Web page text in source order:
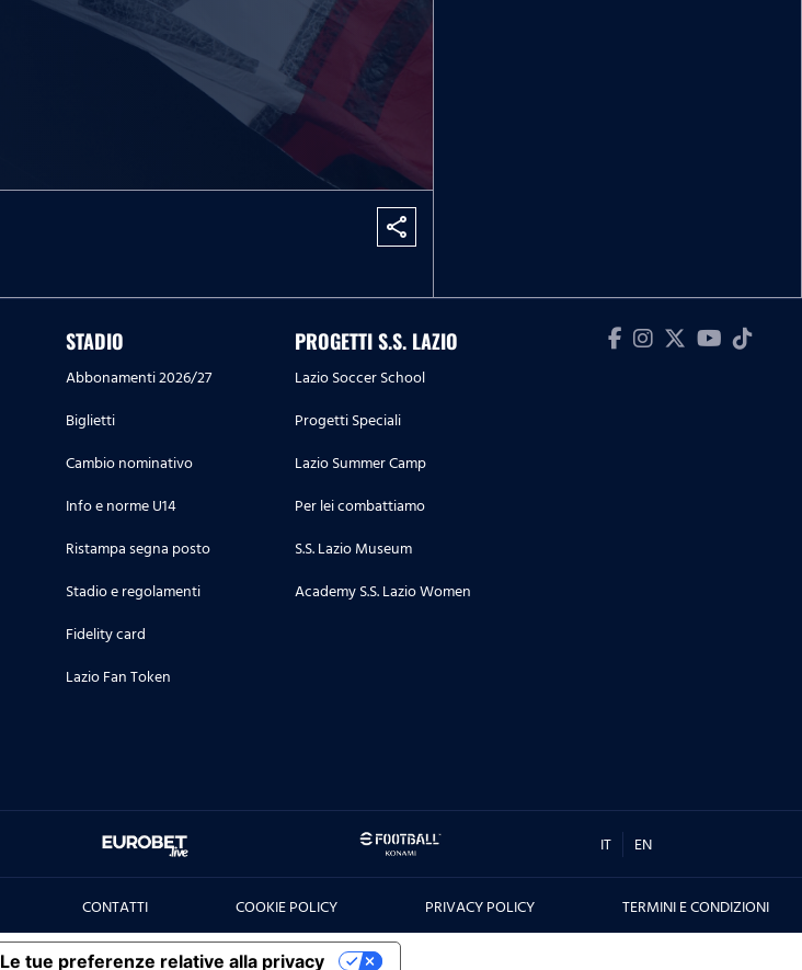
share
STADIO
Abbonamenti 2026/27
Biglietti
Cambio nominativo
Info e norme U14
Ristampa segna posto
Stadio e regolamenti
Fidelity card
Lazio Fan Token
PROGETTI S.S. LAZIO
Lazio Soccer School
Progetti Speciali
Lazio Summer Camp
Per lei combattiamo
S.S. Lazio Museum
Academy S.S. Lazio Women
IT EN
CONTATTI COOKIE POLICY PRIVACY POLICY TERMINI E CONDIZIONI
Le tue preferenze relative alla privacy